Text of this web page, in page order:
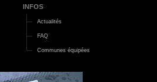
INFOS
Actualités
FAQ
Communes équipées